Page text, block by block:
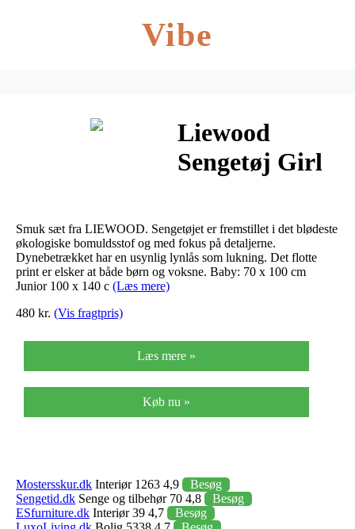
Vibe
Liewood
Sengetøj Girl
(Junior)
Smuk sæt fra LIEWOOD. Sengetøjet er fremstillet i det blødeste
økologiske bomuldsstof og med fokus på detaljerne.
Dynebetrækket har en usynlig lynlås som lukning. Det flotte
print er elsker at både børn og voksne. Baby: 70 x 100 cm
Junior 100 x 140 c (Læs mere)
480 kr. (Vis fragtpris)
Læs mere »
Køb nu »
Mostersskur.dk Interiør 1263 4,9
Besøg
Sengetid.dk Senge og tilbehør 70 4,8
Besøg
ESfurniture.dk Interiør 39 4,7
Besøg